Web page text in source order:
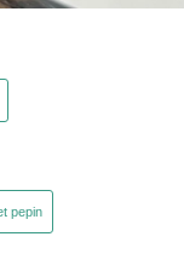
pepin